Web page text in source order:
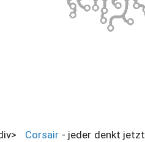
Corsair- jeder denkt